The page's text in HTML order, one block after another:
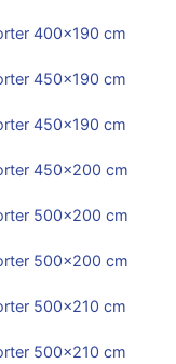
400×190 cm
450×190 cm
450×190 cm
450×200 cm
500×200 cm
500×200 cm
500×210 cm
500×210 cm